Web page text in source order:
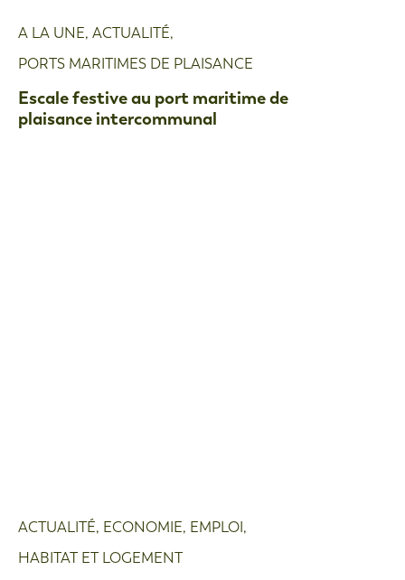
A LA UNE, ACTUALITÉ,
PORTS MARITIMES DE PLAISANCE
Escale festive au port maritime de
plaisance intercommunal
ACTUALITÉ, ECONOMIE, EMPLOI,
HABITAT ET LOGEMENT